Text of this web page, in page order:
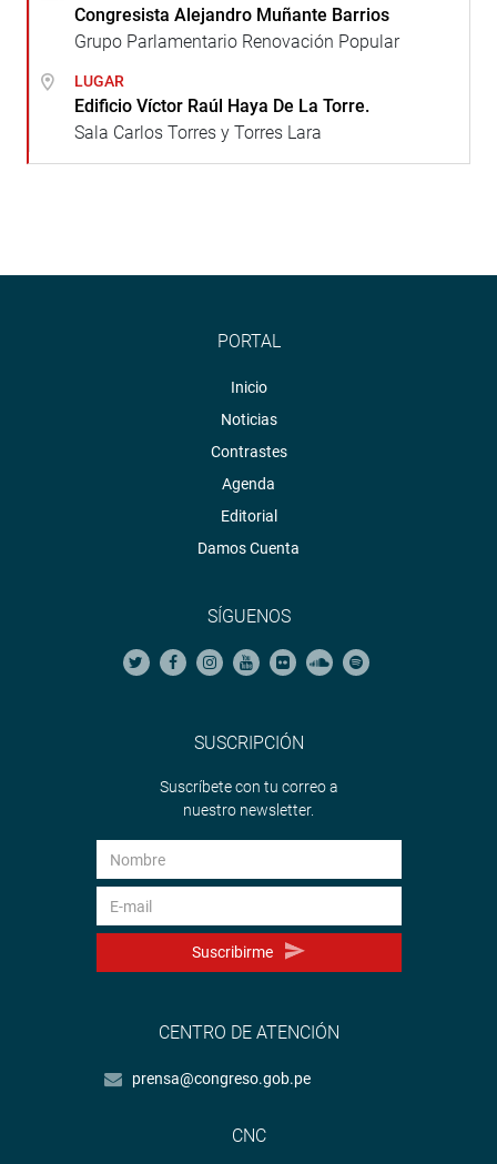
Congresista Alejandro Muñante Barrios
Grupo Parlamentario Renovación Popular
LUGAR
Edificio Víctor Raúl Haya De La Torre.
Sala Carlos Torres y Torres Lara
PORTAL
Inicio
Noticias
Contrastes
Agenda
Editorial
Damos Cuenta
SÍGUENOS
SUSCRIPCIÓN
Suscríbete con tu correo a
nuestro newsletter.
Suscribirme
CENTRO DE ATENCIÓN
prensa@congreso.gob.pe
CNC